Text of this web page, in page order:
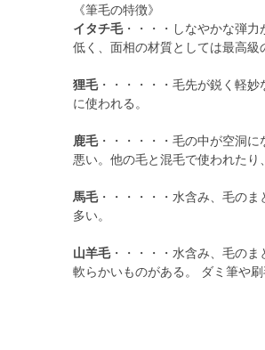
《筆毛の特徴》
イタチ毛・・・・しなやかな弾力
低く、面相の材質としては最高級
狸毛・・・・・・毛先が鋭く軽
に使われる。
鹿毛・・・・・・毛の中が空洞
悪い。他の毛と混毛で使われたり
馬毛・・・・・・水含み、毛の
多い。
山羊毛・・・・・水含み、毛のま
軟らかいものがある。 ダミ筆や